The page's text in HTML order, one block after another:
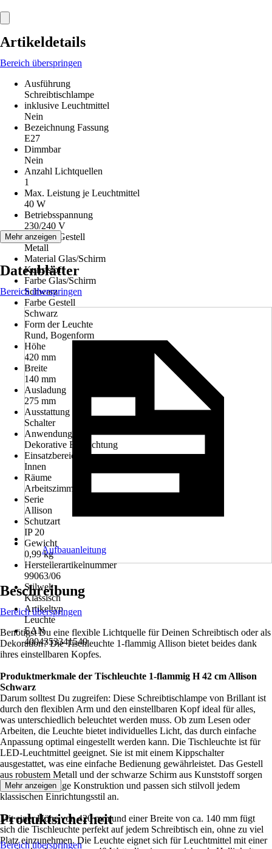
Artikeldetails
Bereich überspringen
Ausführung
Schreibtischlampe
inklusive Leuchtmittel
Nein
Bezeichnung Fassung
E27
Dimmbar
Nein
Anzahl Lichtquellen
1
Max. Leistung je Leuchtmittel
40 W
Betriebsspannung
230/240 V
Material Gestell
Metall
Material Glas/Schirm
Kunststoff
Farbe Glas/Schirm
Schwarz
Farbe Gestell
Schwarz
Form der Leuchte
Rund, Bogenform
Höhe
420 mm
Breite
140 mm
Ausladung
275 mm
Ausstattung
Schalter
Anwendung
Dekorative Beleuchtung
Einsatzbereich
Innen
Räume
Arbeitszimmer
Serie
Allison
Schutzart
IP 20
Gewicht
0,99 kg
Herstellerartikelnummer
99063/06
Stilwelt
Klassisch
Artikeltyp
Leuchte
EAN
4004353341540
Mehr anzeigen
Datenblätter
Bereich überspringen
Aufbauanleitung
Beschreibung
Bereich überspringen
Benötigst Du eine flexible Lichtquelle für Deinen Schreibtisch oder als
Dekoration? Die Tischleuchte 1-flammig Allison bietet beides dank
ihres einstellbaren Kopfes.
Produktmerkmale der Tischleuchte 1-flammig H 42 cm Allison
Schwarz
Darum solltest Du zugreifen: Diese Schreibtischlampe von Brillant ist
durch den flexiblen Arm und den einstellbaren Kopf ideal für alles,
was unterschiedlich beleuchtet werden muss. Ob zum Lesen oder
Arbeiten, die Leuchte bietet individuelles Licht, das durch einfache
Anpassung optimal eingestellt werden kann. Die Tischleuchte ist für
LED-Leuchtmittel geeignet. Sie ist mit einem Kippschalter
ausgestattet, was eine einfache Bedienung gewährleistet. Das Gestell
aus robustem Metall und der schwarze Schirm aus Kunststoff sorgen
für eine langlebige Konstruktion und passen sich stilvoll jedem
klassischen Einrichtungsstil an.
Mit einer Höhe von 420 mm und einer Breite von ca. 140 mm fügt
sich die Tischleuchte perfekt auf jedem Schreibtisch ein, ohne zu viel
Platz einzunehmen. Die Leuchte eignet sich für Leuchtmittel mit einer
Mehr anzeigen
Produktsicherheit
Bereich überspringen